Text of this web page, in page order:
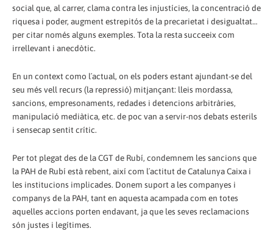
social que, al carrer, clama contra les injustícies, la concentració de
riquesa i poder, augment estrepitós de la precarietat i desigualtat…
per citar només alguns exemples. Tota la resta succeeix com
irrellevant i anecdòtic.
En un context como l´actual, on els poders estant ajundant-se del
seu més vell recurs (la repressió) mitjançant: lleis mordassa,
sancions, empresonaments, redades i detencions arbitràries,
manipulació mediàtica, etc. de poc van a servir-nos debats esterils
i sensecap sentit crític.
Per tot plegat des de la CGT de Rubí, condemnem les sancions que
la PAH de Rubí està rebent, així com l´actitut de Catalunya Caixa i
les institucions implicades. Donem suport a les companyes i
companys de la PAH, tant en aquesta acampada com en totes
aquelles accions porten endavant, ja que les seves reclamacions
són justes i legítimes.